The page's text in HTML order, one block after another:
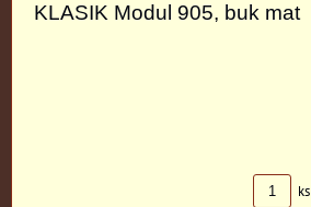
KLASIK Modul 905, buk mat
ks